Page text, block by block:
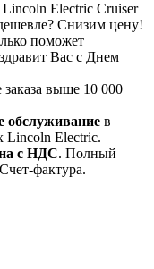
Electric Cruiser
Снизим цену!
поможет
Вас с Днем
выше 10 000
обслуживание в
Lincoln Electric.
с НДС. Полный
фактура.​